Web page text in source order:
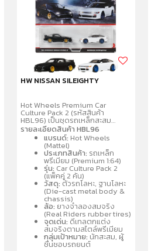
HW NISSAN SILEIGHTY
Hot Wheels Premium Car
Culture Pack 2 (รหัสสินค้า
HBL96) เป็นชุดรถเหล็กสะสม
พรีเมียมขนาด 1:64 จำนวน 2 คันต่อ
แพ็ค โดดเด่นด้วยรายละเอียด
สมจริง ล้อจำลองยางจริง ตัวรถ
และฐานผลิตจากโลหะ
(Metal/Metal) คละแบบรถสปอร์ต
และรถแข่งที่เป็นที่นิยม เช่น
Porsche, Audi, Nissan เหมาะ
สำหรับนักสะสมอายุ 3 ปีขึ้นไป
รายละเอียดสินค้า HBL96
แบรนด์: Hot Wheels
(Mattel)
ประเภทสินค้า: รถเหล็ก
พรีเมียม (Premium 1:64)
รุ่น: Car Culture Pack 2
(แพ็คคู่ 2 คัน)
วัสดุ: ตัวรถโลหะ, ฐานโลหะ
(Die-cast metal body &
chassis)
ล้อ: ยางจำลองสมจริง
(Real Riders rubber tires)
จุดเด่น: ดีเทลตกแต่ง
สมจริงตามสไตล์พรีเมียม
กลุ่มเป้าหมาย: นักสะสม, ผู้
ชื่นชอบรถยนต์